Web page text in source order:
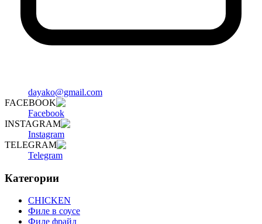
dayako@gmail.com
FACEBOOK
Facebook
INSTAGRAM
Instagram
TELEGRAM
Telegram
Категории
CHICKEN
Филе в соусе
Филе фрайд